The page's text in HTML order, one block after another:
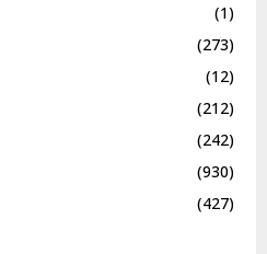
(1)
(273)
(12)
(212)
(242)
(930)
(427)